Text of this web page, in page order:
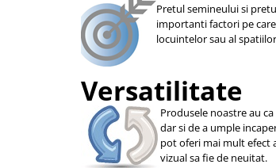
Pretul semineului si
importanti factori pe
locuintelor sau al
Versatilitate
Produsele noastre au
dar si de a umple
pot oferi mai mult efect
vizual sa fie de neuitat.